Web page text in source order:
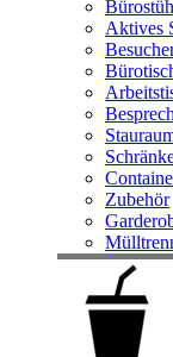
Aktives
Zubehör